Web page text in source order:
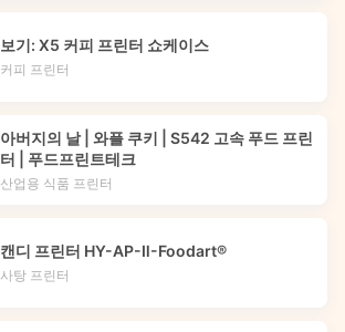
보기: X5 커피 프린터 쇼케이스
커피 프린터
아버지의 날 | 와플 쿠키 | S542 고속 푸드 프린
터 | 푸드프린트테크
산업용 식품 프린터
캔디 프린터 HY-AP-Ⅱ-Foodart®
사탕 프린터